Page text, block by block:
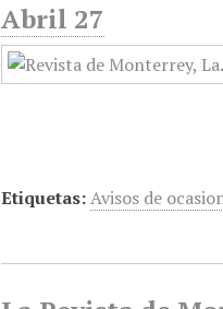
Abril 27
Etiquetas:Avisos de